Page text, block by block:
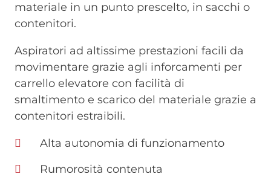
materiale in un punto prescelto, in sacchi o
contenitori.
Aspiratori ad altissime prestazioni facili da
movimentare grazie agli inforcamenti per
carrello elevatore con facilità di
smaltimento e scarico del materiale grazie a
contenitori estraibili.
Alta autonomia di funzionamento
Rumorosità contenuta